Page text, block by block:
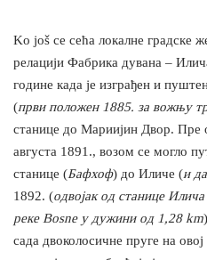
Ko još се сећа локалне градске
релацији Фабрика дувана –
године када је изграђен и
(први положен 1885. за вожњу
станице до Мариијин Двор. Пре
августа 1891., возом се могло
станице (Бафхоф) до Иличе (и
1892. (одвојак од станице
реке Bosne у дужини од 1,28 km
сада двоколосичне пруге на